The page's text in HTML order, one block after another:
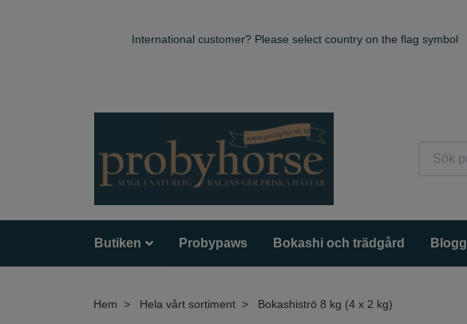
International customer? Please select country on the flag symbol
Butiken Probypaws Bokashi och trädgård Blogg
Hem Hela vårt sortiment Bokashiströ 8 kg (4 x 2 kg)